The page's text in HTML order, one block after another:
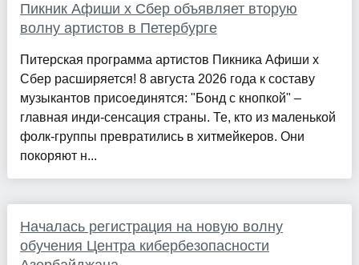
Пикник Афиши x Сбер объявляет вторую
волну артистов в Петербурге
Питерская программа артистов Пикника Афиши x
Сбер расширяется! 8 августа 2026 года к составу
музыкантов присоединятся: "Бонд с кнопкой" –
главная инди-сенсация страны. Те, кто из маленькой
фолк-группы превратились в хитмейкеров. Они
покоряют н...
Началась регистрация на новую волну
обучения Центра кибербезопасности